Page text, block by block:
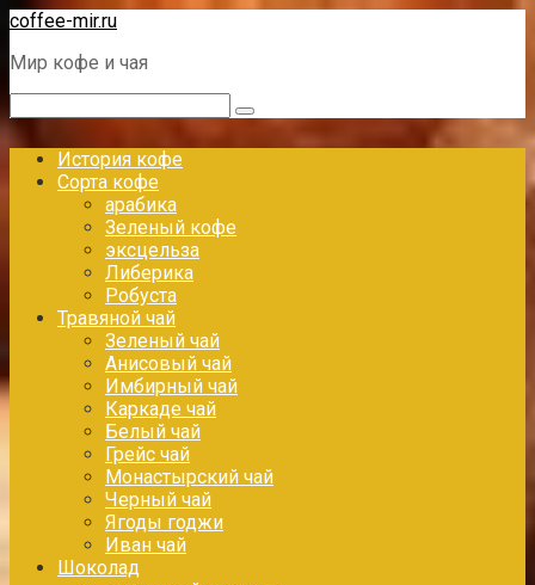
Перейти
контенту
coffee-mir.ru
Мир кофе и чая
История кофе
Сорта кофе
арабика
Зеленый кофе
эксцельза
Либерика
Робуста
Травяной чай
Зеленый чай
Анисовый чай
Имбирный чай
Каркаде чай
Белый чай
Грейс чай
Монастырский чай
Черный чай
Ягоды годжи
Иван чай
Шоколад